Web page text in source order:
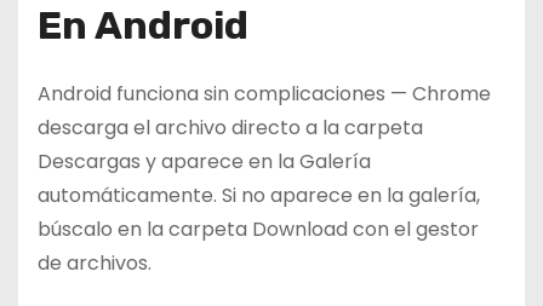
En Android
Android funciona sin complicaciones — Chrome
descarga el archivo directo a la carpeta
Descargas y aparece en la Galería
automáticamente. Si no aparece en la galería,
búscalo en la carpeta Download con el gestor
de archivos.